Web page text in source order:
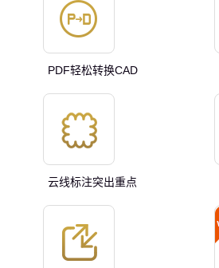
PDF轻松转换CAD
云线标注突出重点